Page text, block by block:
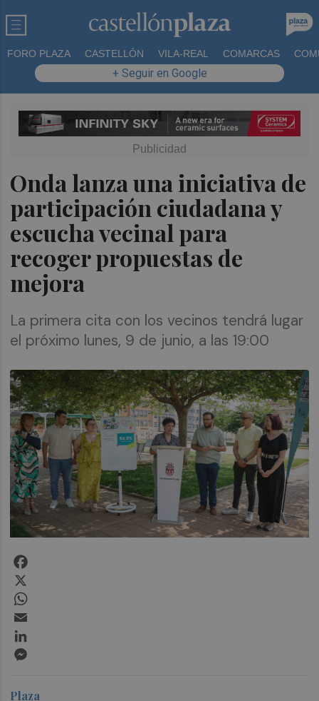
FORO PLAZA CASTELLÓN VILA-REAL COMARCAS
+ Seguir en Google
Onda lanza una iniciativa de
participación ciudadana y
escucha vecinal para
recoger propuestas de
mejora
La primera cita con los vecinos tendrá lugar
el próximo lunes, 9 de junio, a las 19:00
Plaza